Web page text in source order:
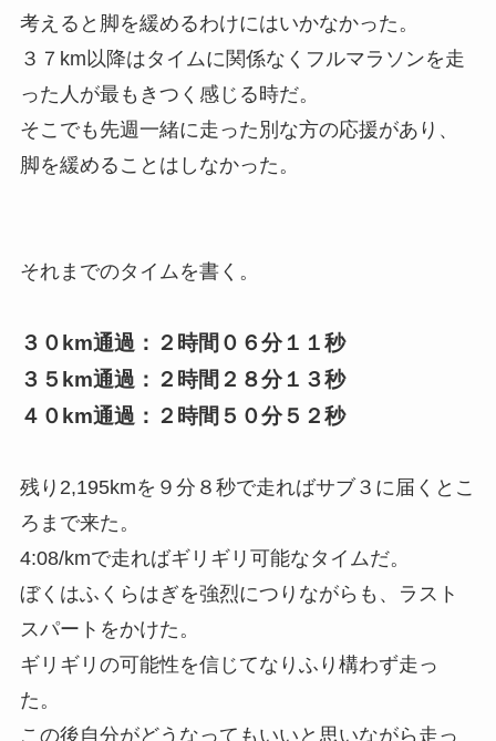
考えると脚を緩めるわけにはいかなかった。
３７km以降はタイムに関係なくフルマラソンを走
った人が最もきつく感じる時だ。
そこでも先週一緒に走った別な方の応援があり、
脚を緩めることはしなかった。
それまでのタイムを書く。
３０km通過：２時間０６分１１秒
３５km通過：２時間２８分１３秒
４０km通過：２時間５０分５２秒
残り2,195kmを９分８秒で走ればサブ３に届くとこ
ろまで来た。
4:08/kmで走ればギリギリ可能なタイムだ。
ぼくはふくらはぎを強烈につりながらも、ラスト
スパートをかけた。
ギリギリの可能性を信じてなりふり構わず走っ
た。
この後自分がどうなってもいいと思いながら走っ